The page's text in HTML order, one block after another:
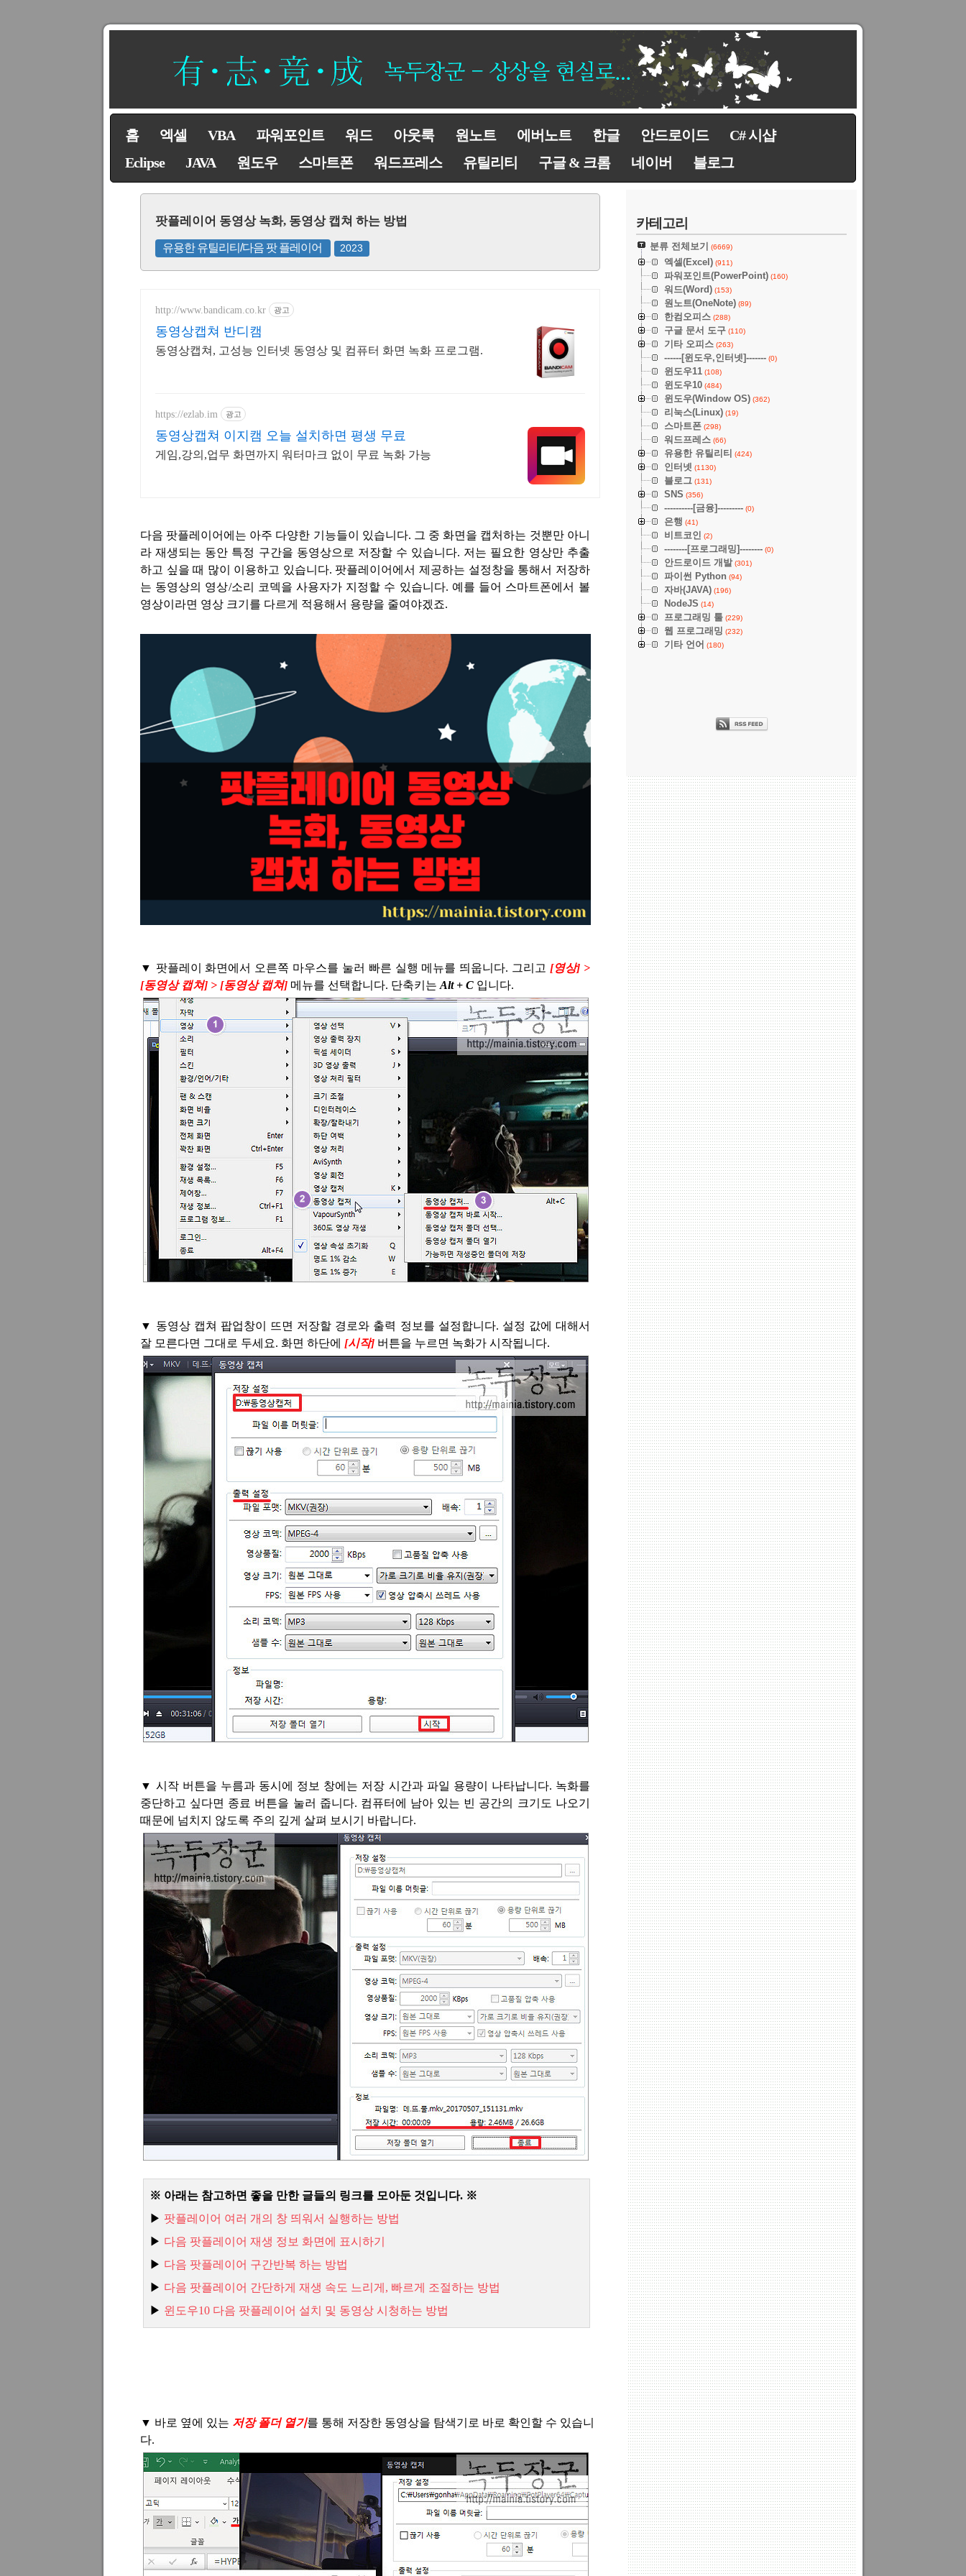
홈 엑셀 VBA 파워포인트 워드 아웃룩 원노트 에버노트 한글 안드로이드
C# 시샵
Eclipse
JAVA 원도우 스마트폰 워드프레스 유틸리티 구글 & 크롬 네이버 블로그
팟플레이어 동영상 녹화, 동영상 캡쳐 하는 방법
유용한 유틸리티/다음 팟 플레이어 2023
http://www.bandicam.co.kr 광고
동영상캡쳐 반디캠
동영상캡쳐, 고성능 인터넷 동영상 및 컴퓨터 화면 녹화 프로그램.
https://ezlab.im 광고
동영상캡쳐 이지캠 오늘 설치하면 평생 무료
게임,강의,업무 화면까지 워터마크 없이 무료 녹화 가능
다음 팟플레이어에는 아주 다양한 기능들이 있습니다. 그 중 화면을 캡처하는 것뿐만 아니
라 재생되는 동안 특정 구간을 동영상으로 저장할 수 있습니다. 저는 필요한 영상만 추출
하고 싶을 때 많이 이용하고 있습니다. 팟플레이어에서 제공하는 설정창을 통해서 저장하
는 동영상의 영상/소리 코덱을 사용자가 지정할 수 있습니다. 예를 들어 스마트폰에서 볼
영상이라면 영상 크기를 다르게 적용해서 용량을 줄여야겠죠.
▼ 팟플레이 화면에서 오른쪽 마우스를 눌러 빠른 실행 메뉴를 띄웁니다. 그리고 [영상] >
[동영상 캡쳐] > [동영상 캡쳐] 메뉴를 선택합니다. 단축키는 Alt + C 입니다.
▼ 동영상 캡쳐 팝업창이 뜨면 저장할 경로와 출력 정보를 설정합니다. 설정 값에 대해서
잘 모른다면 그대로 두세요. 화면 하단에 [시작] 버튼을 누르면 녹화가 시작됩니다.
▼ 시작 버튼을 누름과 동시에 정보 창에는 저장 시간과 파일 용량이 나타납니다. 녹화를
중단하고 싶다면 종료 버튼을 눌러 줍니다. 컴퓨터에 남아 있는 빈 공간의 크기도 나오기
때문에 넘치지 않도록 주의 깊게 살펴 보시기 바랍니다.
※ 아래는 참고하면 좋을 만한 글들의 링크를 모아둔 것입니다. ※
▶ 팟플레이어 여러 개의 창 띄워서 실행하는 방법
▶ 다음 팟플레이어 재생 정보 화면에 표시하기
▶ 다음 팟플레이어 구간반복 하는 방법
▶ 다음 팟플레이어 간단하게 재생 속도 느리게 , 빠르게 조절하는 방법
▶ 윈도우10 다음 팟플레이어 설치 및 동영상 시청하는 방법
▼ 바로 옆에 있는 저장 폴더 열기를 통해 저장한 동영상을 탐색기로 바로 확인할 수 있습니
다.
카테고리
분류 전체보기 (6669)
엑셀(Excel) (911)
파워포인트(PowerPoint) (160)
워드(Word) (153)
원노트(OneNote) (89)
한컴오피스 (288)
구글 문서 도구 (110)
기타 오피스 (263)
------[윈도우,인터넷]------- (0)
윈도우11 (108)
윈도우10 (484)
윈도우(Window OS) (362)
리눅스(Linux) (19)
스마트폰 (298)
워드프레스 (66)
유용한 유틸리티 (424)
인터넷 (1130)
블로그 (131)
SNS (356)
----------[금융]--------- (0)
은행 (41)
비트코인 (2)
--------[프로그래밍]-------- (0)
안드로이드 개발(301)
파이썬 Python (94)
자바(JAVA) (196)
NodeJS (14)
프로그래밍 툴 (229)
웹 프로그래밍 (232)
기타 언어 (180)